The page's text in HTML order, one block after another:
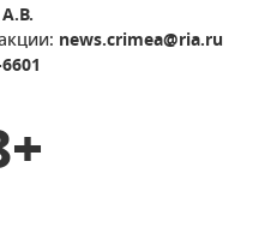
news.crimea@ria.ru